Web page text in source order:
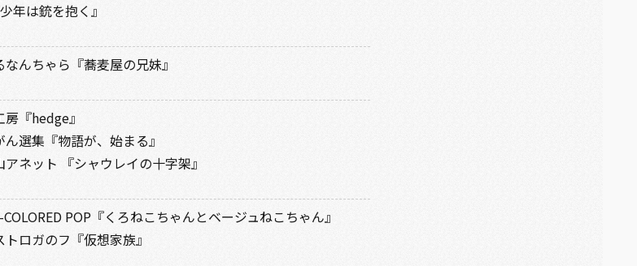
年は銃を抱く』
なんちゃら『蕎麦屋の兄妹』
房『hedge』
ん選集『物語が、始まる』
アネット 『シャウレイの十字架』
POP『くろねこちゃんとベージュねこちゃん』
トロガのフ『仮想家族』